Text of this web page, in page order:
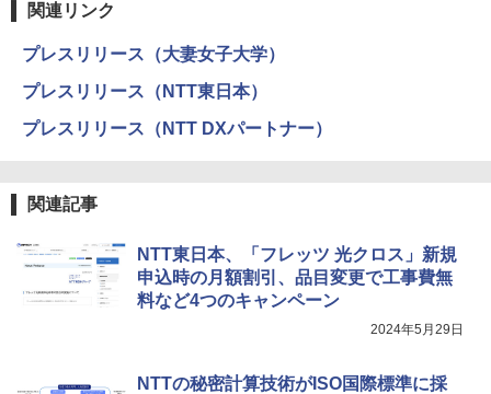
関連リンク
プレスリリース（大妻女子大学）
プレスリリース（NTT東日本）
プレスリリース（NTT DXパートナー）
関連記事
NTT東日本、「フレッツ 光クロス」新規
申込時の月額割引、品目変更で工事費無
料など4つのキャンペーン
2024年5月29日
NTTの秘密計算技術がISO国際標準に採